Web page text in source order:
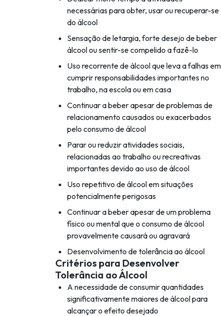
necessárias para obter, usar ou recuperar-se
do álcool
Sensação de letargia, forte desejo de beber
álcool ou sentir-se compelido a fazê-lo
Uso recorrente de álcool que leva a falhas em
cumprir responsabilidades importantes no
trabalho, na escola ou em casa
Continuar a beber apesar de problemas de
relacionamento causados ou exacerbados
pelo consumo de álcool
Parar ou reduzir atividades sociais,
relacionadas ao trabalho ou recreativas
importantes devido ao uso de álcool
Uso repetitivo de álcool em situações
potencialmente perigosas
Continuar a beber apesar de um problema
físico ou mental que o consumo de álcool
provavelmente causará ou agravará
Desenvolvimento de tolerância ao álcool
Critérios para Desenvolver
Tolerância ao Álcool
A necessidade de consumir quantidades
significativamente maiores de álcool para
alcançar o efeito desejado